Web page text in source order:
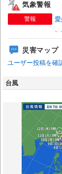
気象警報
警報
、
災害マップ
ユーザー投稿を確
台風